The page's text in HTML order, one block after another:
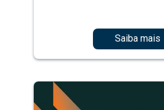
Saiba mais